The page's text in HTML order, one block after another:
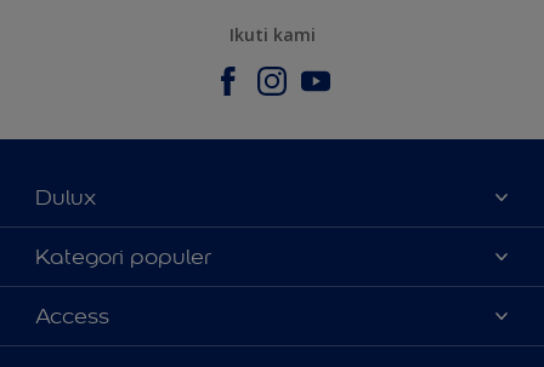
Ikuti kami
Dulux
Tentang Kami
Contact us
Temukan toko
Kategori populer
Warna
Produk
Access